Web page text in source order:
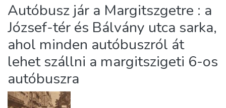
Statistics
About us
Autóbusz jár a Margitszgetre : a
József-tér és Bálvány utca sarka,
ahol minden autóbuszról át
lehet szállni a margitszigeti 6-os
autóbuszra